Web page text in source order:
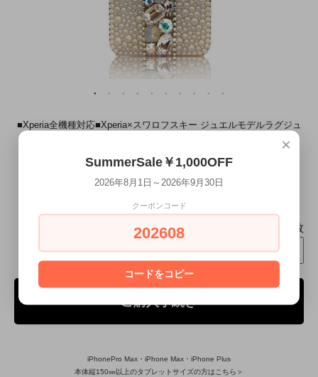
■Xperia全機種対応■Xperia×スワロフスキー ジュエルモデルラグジュ
8/1～9/30 SummerSaleMAX￥7,000OFF
¥42,000 →¥37,000(税込)
8月17日(月)～8月18日(火)
個数
ご購入手続き
iPhonePro Max・iPhone Max・iPhone Plus
本体縦150㎜以上のタブレットサイズの方はこちら＞
×
SummerSale￥1,000OFF
2026年8月1日～2026年9月30日
クーポンコード
202608
コードをコピー